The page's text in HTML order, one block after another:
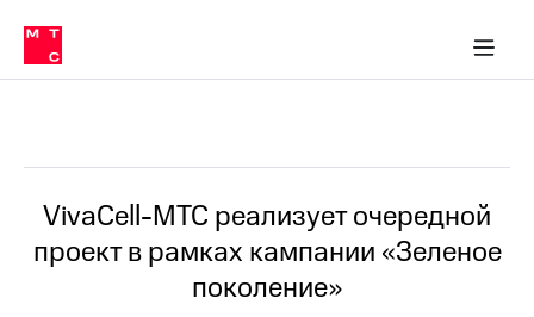
Медиа-центр
и акционерам
Устойчивое развитие
Комплаенс и деловая этика
компании
Карьера
История
компании
Руководство
в МТС
Пресс-
релизы
о технологиях
VivaCell-МТС реализует очередной
проект в рамках кампании «Зеленое
поколение»